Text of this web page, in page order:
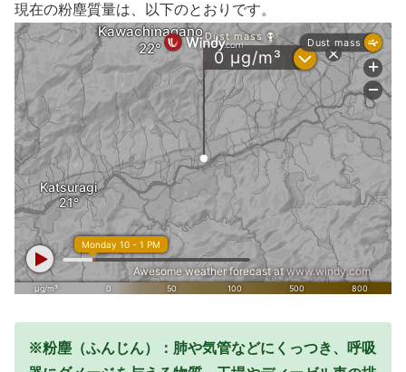
現在の粉塵質量は、以下のとおりです。
※粉塵（ふんじん）：肺や気管などにくっつき、呼吸